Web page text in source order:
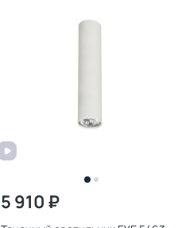
5 910 ₽